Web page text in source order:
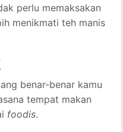
perlu memaksakan
menikmati teh manis
benar-benar kamu
tempat makan
foodis.